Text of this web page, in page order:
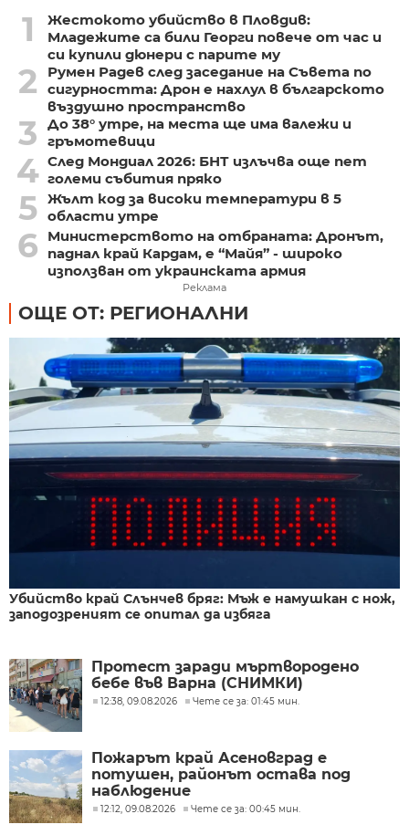
1
Жестокото убийство в Пловдив:
Младежите са били Георги повече от час и
си купили дюнери с парите му
2
Румен Радев след заседание на Съвета по
сигурността: Дрон е нахлул в българското
въздушно пространство
3
До 38° утре, на места ще има валежи и
гръмотевици
4 След Мондиал 2026: БНТ излъчва още пет
големи събития пряко
5 Жълт код за високи температури в 5
области утре
6
Министерството на отбраната: Дронът,
паднал край Кардам, е “Майя” - широко
използван от украинската армия
Реклама
ОЩЕ ОТ: РЕГИОНАЛНИ
Убийство край Слънчев бряг: Мъж е намушкан с нож,
заподозреният се опитал да избяга
Протест заради мъртвородено
бебе във Варна (СНИМКИ)
12:38, 09.08.2026 Чете се за: 01:45 мин.
Пожарът край Асеновград е
потушен, районът остава под
наблюдение
12:12, 09.08.2026 Чете се за: 00:45 мин.